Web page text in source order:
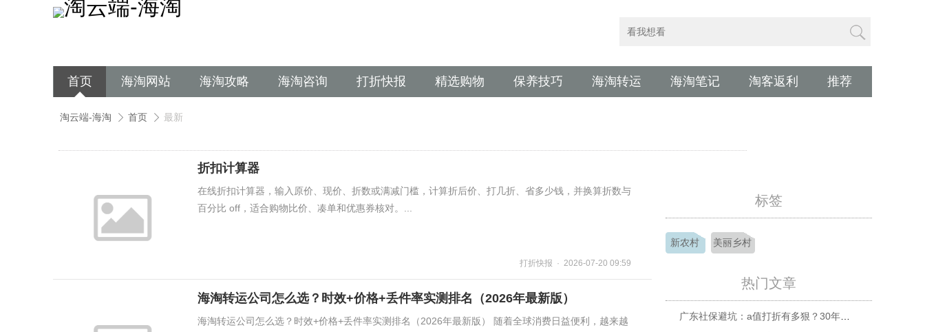
首页 海淘网站 海淘攻略 海淘咨询 打折快报 精选购物 保养技巧 海淘转运 海淘笔记 淘客返利 推荐
淘云端-海淘 首页 最新
折扣计算器
在线折扣计算器，输入原价、现价、折数或满减门槛，计算折后价、打几折、省多少钱，并换算折数与
百分比 off，适合购物比价、凑单和优惠券核对。...
打折快报 · 2026-07-20 09:59
海淘转运公司怎么选？时效+价格+丢件率实测排名（2026年最新版）
海淘转运公司怎么选？时效+价格+丢件率实测排名（2026年最新版） 随着全球消费日益便利，越来越
标签
新农村 美丽乡村
热门文章